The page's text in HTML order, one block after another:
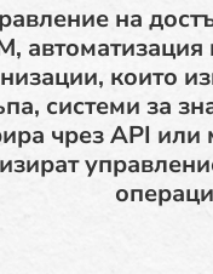
на
които
системи за
чрез API